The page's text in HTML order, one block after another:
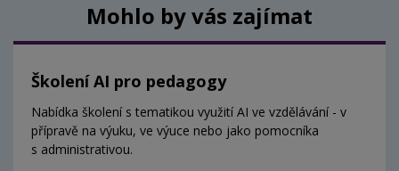
Mohlo by vás zajímat
Školení AI pro pedagogy
Nabídka školení s tematikou využití AI ve vzdělávání - v
přípravě na výuku, ve výuce nebo jako pomocníka
s administrativou.